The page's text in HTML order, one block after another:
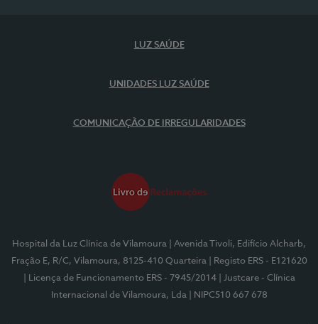
LUZ SAÚDE
UNIDADES LUZ SAÚDE
COMUNICAÇÃO DE IRREGULARIDADES
Hospital da Luz Clínica de Vilamoura
| Avenida Tivoli, Edifício Alcharb,
Fração E, R/C, Vilamoura, 8125-410 Quarteira
| Registo ERS - E121620
| Licença de Funcionamento ERS - 7945/2014
| Justcare - Clínica
Internacional de Vilamoura, Lda
| NIPC510 667 678